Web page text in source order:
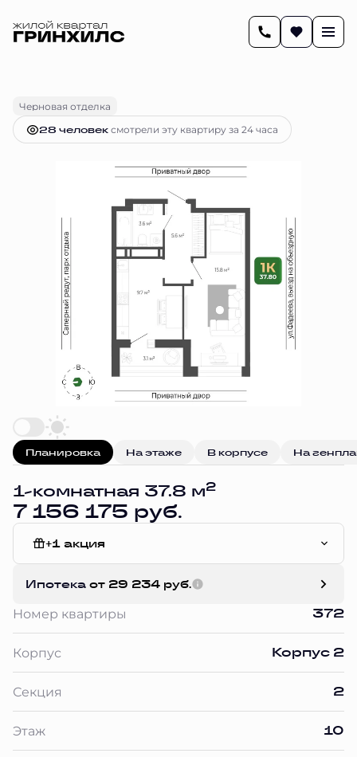
1-комнатная 37.8 м 7 156 175 руб.
Черновая отделка
28 человексмотрели эту квартиру за 24 часа
Планировка На этаже В корпусе На
1-комнатная 37.8 м2
7 156 175 руб.
+1 акция
Ипотека от 29 234 руб.
Номер квартиры 372
Корпус Корпус 2
Секция 2
Этаж 10